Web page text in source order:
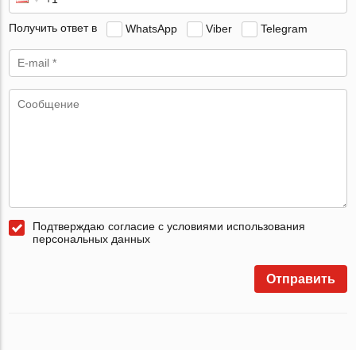
Получить ответ в WhatsApp Viber Telegram
Подтверждаю согласие с условиями использования
персональных данных
Отправить